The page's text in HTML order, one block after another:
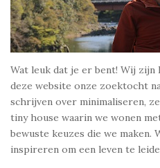
Wat leuk dat je er bent! Wij zijn
deze website onze zoektocht
schrijven over minimaliseren,
tiny house waarin we wonen
bewuste keuzes die we maken.
inspireren om een leven te